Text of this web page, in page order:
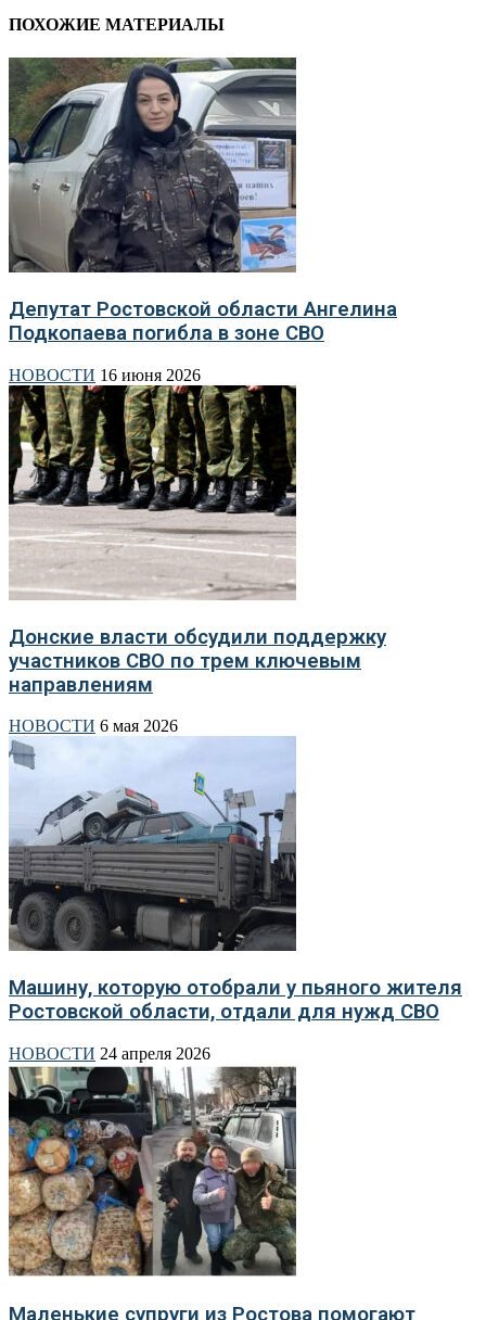
ПОХОЖИЕ МАТЕРИАЛЫ
Депутат Ростовской области Ангелина
Подкопаева погибла в зоне СВО
НОВОСТИ 16 июня 2026
Донские власти обсудили поддержку
участников СВО по трем ключевым
направлениям
НОВОСТИ 6 мая 2026
Машину, которую отобрали у пьяного жителя
Ростовской области, отдали для нужд СВО
НОВОСТИ 24 апреля 2026
Маленькие супруги из Ростова помогают